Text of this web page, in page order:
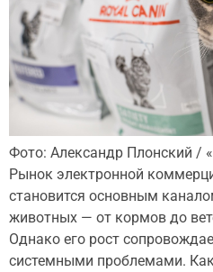
Фото: Александр Плонский /
Рынок электронной
становится основным
животных — от кормов до
Однако его рост
системными проблемами.